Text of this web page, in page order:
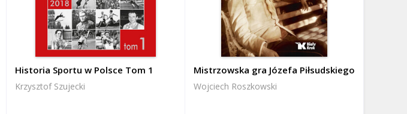
Historia Sportu w Polsce Tom 1
Krzysztof Szujecki
Mistrzowska gra Józefa Piłsudskiego
Wojciech Roszkowski